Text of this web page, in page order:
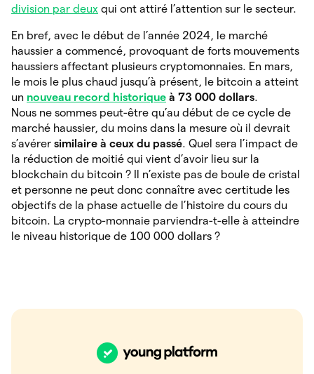
division par deux qui ont attiré l’attention sur le secteur.
En bref, avec le début de l’année 2024, le marché
haussier a commencé, provoquant de forts mouvements
haussiers affectant plusieurs cryptomonnaies. En mars,
le mois le plus chaud jusqu’à présent, le bitcoin a atteint
un nouveau record historique à 73 000 dollars.
Nous ne sommes peut-être qu’au début de ce cycle de
marché haussier, du moins dans la mesure où il devrait
s’avérer similaire à ceux du passé. Quel sera l’impact de
la réduction de moitié qui vient d’avoir lieu sur la
blockchain du bitcoin ? Il n’existe pas de boule de cristal
et personne ne peut donc connaître avec certitude les
objectifs de la phase actuelle de l’histoire du cours du
bitcoin. La crypto-monnaie parviendra-t-elle à atteindre
le niveau historique de 100 000 dollars ?